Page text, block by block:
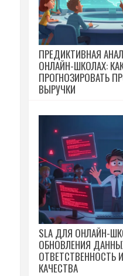
ПРЕДИКТИВНАЯ
ОНЛАЙН-ШКОЛАХ:
ПРОГНОЗИРОВАТЬ
ВЫРУЧКИ
SLA ДЛЯ ОНЛАЙН-
ОБНОВЛЕНИЯ
ОТВЕТСТВЕННОСТЬ
КАЧЕСТВА